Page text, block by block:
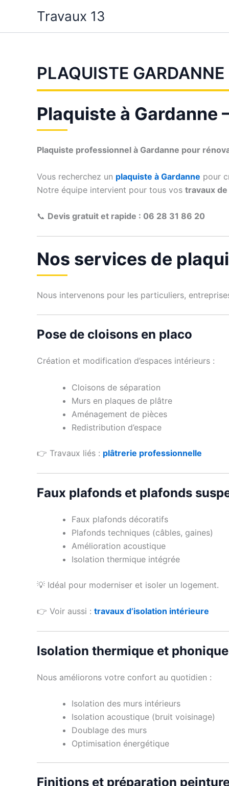
contenu
Travaux 13
PLAQUISTE GARDANNE
Plaquiste à Gardanne
Plaquiste professionnel à Gardanne pour
Vous recherchez un plaquiste à Gardanne pour
Notre équipe intervient pour tous vos travaux
📞 Devis gratuit et rapide : 06 28 31 86 20
Nos services de
Nous intervenons pour les particuliers,
Pose de cloisons en placo
Création et modification d’espaces intérieurs :
Cloisons de séparation
Murs en plaques de plâtre
Aménagement de pièces
Redistribution d’espace
👉 Travaux liés : plâtrerie professionnelle
Faux plafonds et plafonds
Faux plafonds décoratifs
Plafonds techniques (câbles, gaines)
Amélioration acoustique
Isolation thermique intégrée
💡 Idéal pour moderniser et isoler un logement.
👉 Voir aussi : travaux d’isolation intérieure
Isolation thermique et phonique
Nous améliorons votre confort au quotidien :
Isolation des murs intérieurs
Isolation acoustique (bruit voisinage)
Doublage des murs
Optimisation énergétique
Finitions et préparation